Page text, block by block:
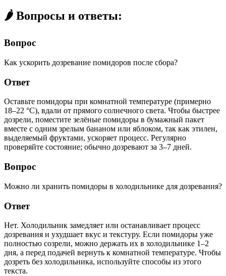
🌶️ Вопросы и ответы:
Вопрос
Как ускорить дозревание помидоров после сбора?
Ответ
Оставьте помидоры при комнатной температуре (примерно
18–22 °C), вдали от прямого солнечного света. Чтобы быстрее
дозрели, поместите зелёные помидоры в бумажный пакет
вместе с одним зрелым бананом или яблоком, так как этилен,
выделяемый фруктами, ускоряет процесс. Регулярно
проверяйте состояние; обычно дозревают за 3–7 дней.
Вопрос
Можно ли хранить помидоры в холодильнике для дозревания?
Ответ
Нет. Холодильник замедляет или останавливает процесс
дозревания и ухудшает вкус и текстуру. Если помидоры уже
полностью созрели, можно держать их в холодильнике 1–2
дня, а перед подачей вернуть к комнатной температуре. Чтобы
дозреть без холодильника, используйте способы из этого
текста.